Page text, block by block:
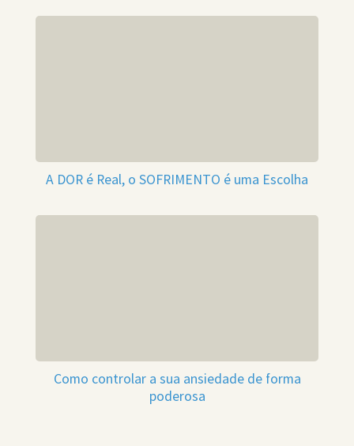
A DOR é Real, o SOFRIMENTO é uma Escolha
Como controlar a sua ansiedade de forma
poderosa